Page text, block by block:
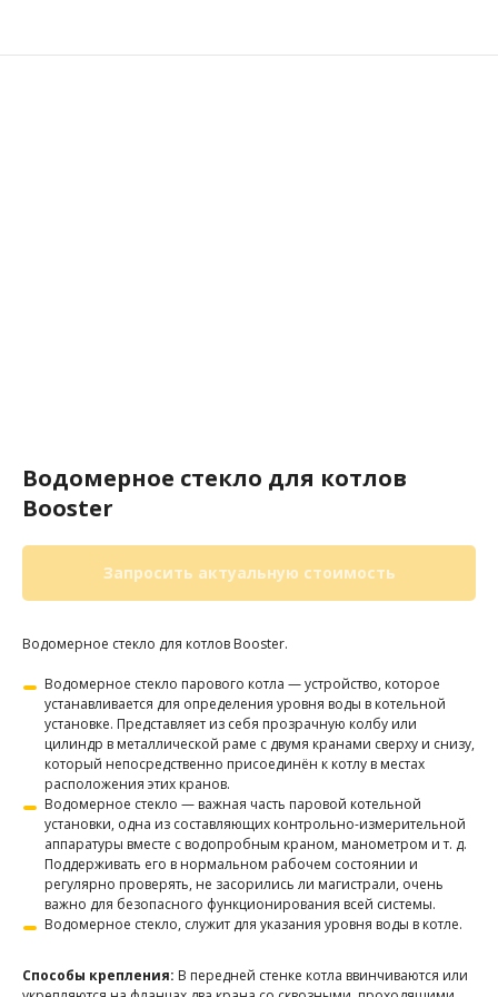
Водомерное стекло для котлов
Booster
Запросить актуальную стоимость
Водомерное стекло для котлов Booster.
Водомерное стекло парового котла — устройство, которое
устанавливается для определения уровня воды в котельной
установке. Представляет из себя прозрачную колбу или
цилиндр в металлической раме с двумя кранами сверху и снизу,
который непосредственно присоединён к котлу в местах
расположения этих кранов.
Водомерное стекло — важная часть паровой котельной
установки, одна из составляющих контрольно-измерительной
аппаратуры вместе с водопробным краном, манометром и т. д.
Поддерживать его в нормальном рабочем состоянии и
регулярно проверять, не засорились ли магистрали, очень
важно для безопасного функционирования всей системы.
Водомерное стекло, служит для указания уровня воды в котле.
Способы крепления: В передней стенке котла ввинчиваются или